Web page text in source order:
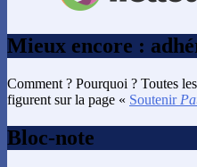
Mieux encore :
Comment ? Pourquoi ? Toutes
figurent sur la page « Soutenir
Bloc-note